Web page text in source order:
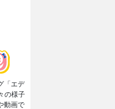
「エデ
の様子
動画で